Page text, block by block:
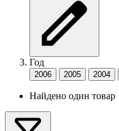
Год
2006 2005 2004
Найдено один товар